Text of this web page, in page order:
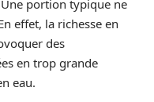
portion typique ne
effet, la richesse en
des
en trop grande
eau.